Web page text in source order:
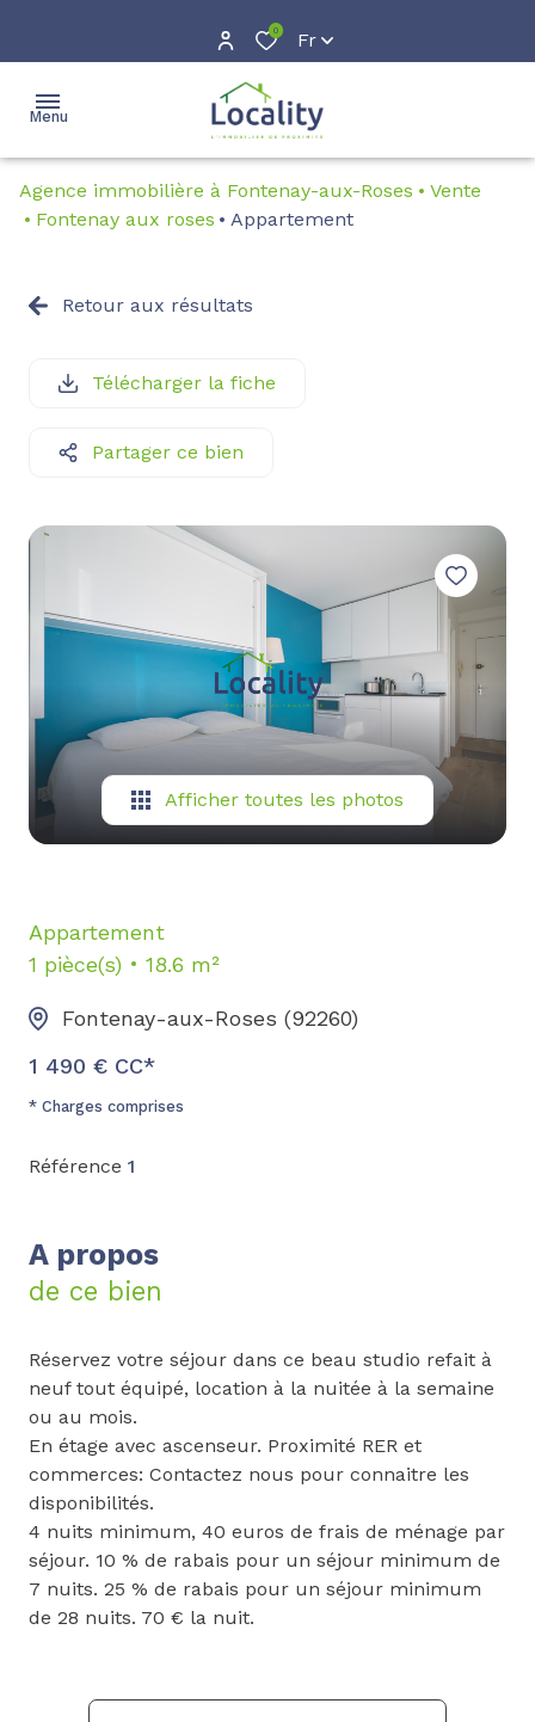
0 Fr
Menu
accueil
courte
gestion
clients
vendus
Agence immobilière à Fontenay-aux-Roses
Vente
Fontenay aux roses
Appartement
Retour aux résultats
Télécharger la fiche
Partager ce bien
Afficher toutes les photos
Appartement
1 pièce(s)
18.6 m²
Fontenay-aux-Roses (92260)
1 490 € CC*
* Charges comprises
Référence 1
A propos
de ce bien
Réservez votre séjour dans ce beau studio refait à
neuf tout équipé, location à la nuitée à la semaine
ou au mois.
En étage avec ascenseur. Proximité RER et
commerces: Contactez nous pour connaitre les
disponibilités.
4 nuits minimum, 40 euros de frais de ménage par
séjour. 10 % de rabais pour un séjour minimum de
7 nuits. 25 % de rabais pour un séjour minimum
de 28 nuits. 70 € la nuit.